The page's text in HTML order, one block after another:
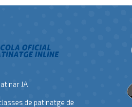
JA!
de patinatge de